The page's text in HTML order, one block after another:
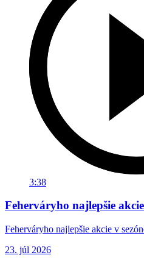
3:38
Feherváryho najlepšie
Feherváryho najlepšie akcie v
23. júl 2026